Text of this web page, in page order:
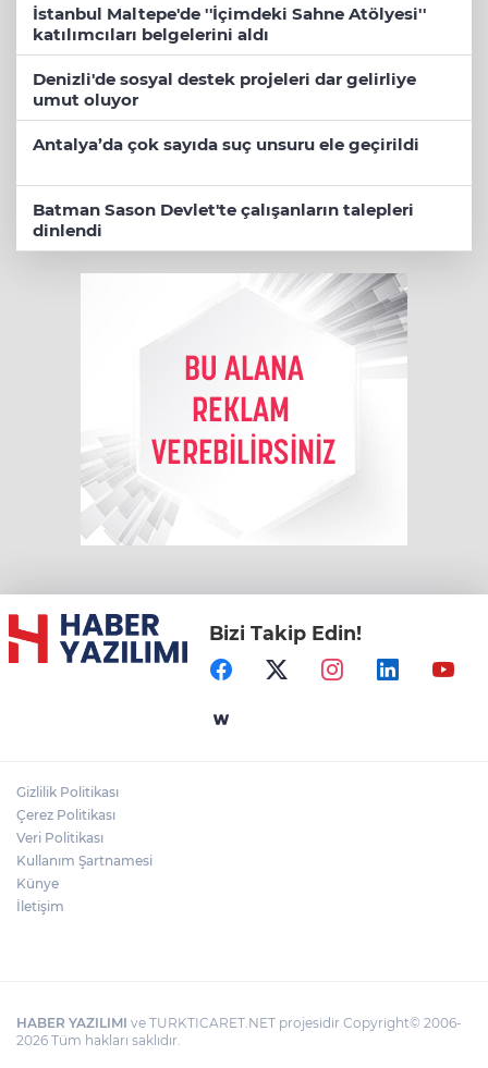
İstanbul Maltepe'de ''İçimdeki Sahne Atölyesi''
katılımcıları belgelerini aldı
Denizli'de sosyal destek projeleri dar gelirliye
umut oluyor
Antalya’da çok sayıda suç unsuru ele geçirildi
Batman Sason Devlet'te çalışanların talepleri
dinlendi
Bizi Takip Edin!
Gizlilik Politikası
Çerez Politikası
Veri Politikası
Kullanım Şartnamesi
Künye
İletişim
HABER YAZILIMI ve TURKTICARET.NET projesidir Copyright© 2006-
2026 Tüm hakları saklıdır.